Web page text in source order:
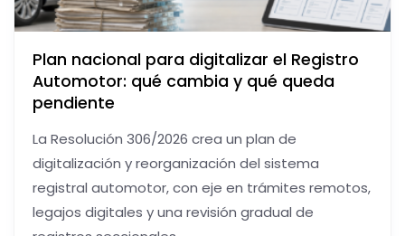
Plan nacional para digitalizar el Registro
Automotor: qué cambia y qué queda
pendiente
La Resolución 306/2026 crea un plan de
digitalización y reorganización del sistema
registral automotor, con eje en trámites remotos,
legajos digitales y una revisión gradual de